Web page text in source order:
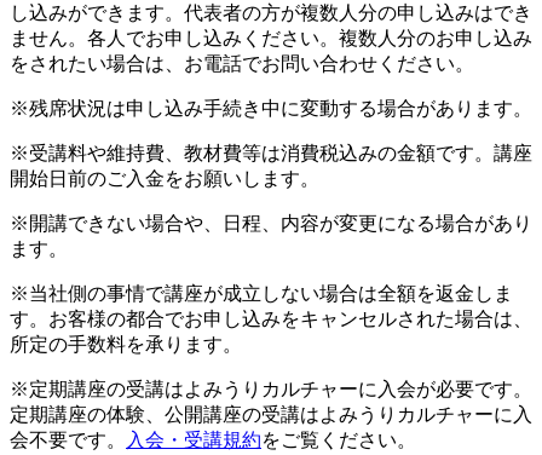
し込みができます。代表者の方が複数人分の申し込みはでき
ません。各人でお申し込みください。複数人分のお申し込み
をされたい場合は、お電話でお問い合わせください。
※残席状況は申し込み手続き中に変動する場合があります。
※受講料や維持費、教材費等は消費税込みの金額です。講座
開始日前のご入金をお願いします。
※開講できない場合や、日程、内容が変更になる場合があり
ます。
※当社側の事情で講座が成立しない場合は全額を返金しま
す。お客様の都合でお申し込みをキャンセルされた場合は、
所定の手数料を承ります。
※定期講座の受講はよみうりカルチャーに入会が必要です。
定期講座の体験、公開講座の受講はよみうりカルチャーに入
会不要です。
入会・受講規約をご覧ください。